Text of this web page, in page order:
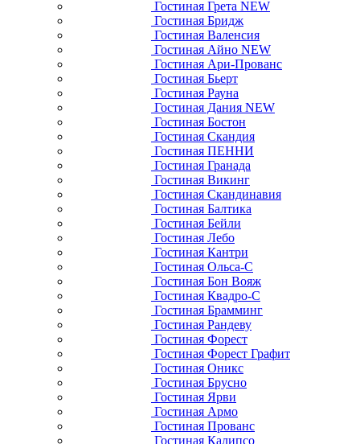
Гостиная Грета NEW
Гостиная Бридж
Гостиная Валенсия
Гостиная Айно NEW
Гостиная Ари-Прованс
Гостиная Бьерт
Гостиная Рауна
Гостиная Дания NEW
Гостиная Бостон
Гостиная Скандия
Гостиная ПЕННИ
Гостиная Гранада
Гостиная Викинг
Гостиная Скандинавия
Гостиная Балтика
Гостиная Бейли
Гостиная Лебо
Гостиная Кантри
Гостиная Ольса-С
Гостиная Бон Вояж
Гостиная Квадро-С
Гостиная Брамминг
Гостиная Рандеву
Гостиная Форест
Гостиная Форест Графит
Гостиная Оникс
Гостиная Брусно
Гостиная Ярви
Гостиная Армо
Гостиная Прованс
Гостиная Калипсо